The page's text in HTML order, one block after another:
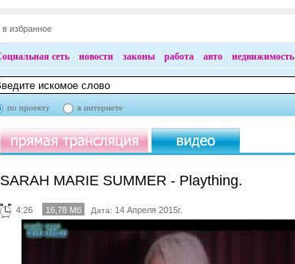
в избранное
сеть новости законы работа авто недвижимость
по проекту в интернете
SARAH MARIE SUMMER - Plaything.
4:26 16,78 Мб Дата: 14 Апреля 2015г.